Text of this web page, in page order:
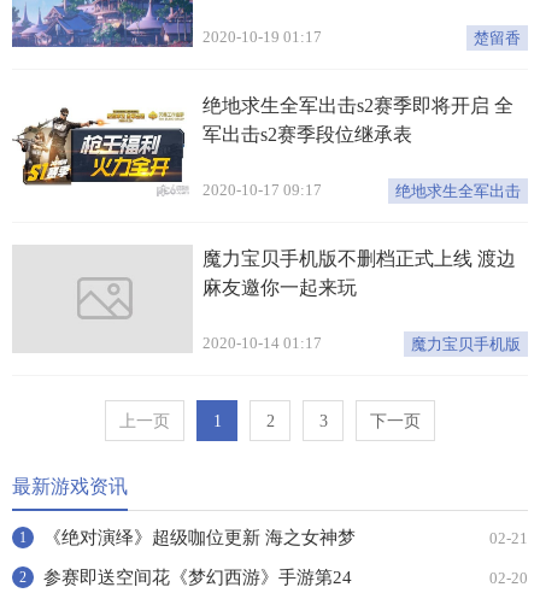
2020-10-19 01:17 楚留香
绝地求生全军出击s2赛季即将开启 全
军出击s2赛季段位继承表
2020-10-17 09:17 绝地求生全军出击
魔力宝贝手机版不删档正式上线 渡边
麻友邀你一起来玩
2020-10-14 01:17 魔力宝贝手机版
上一页 1 2 3 下一页
最新游戏资讯
1 《绝对演绎》超级咖位更新 海之女神梦
幻时装免费拿！
02-21
2 参赛即送空间花《梦幻西游》手游第24 02-20